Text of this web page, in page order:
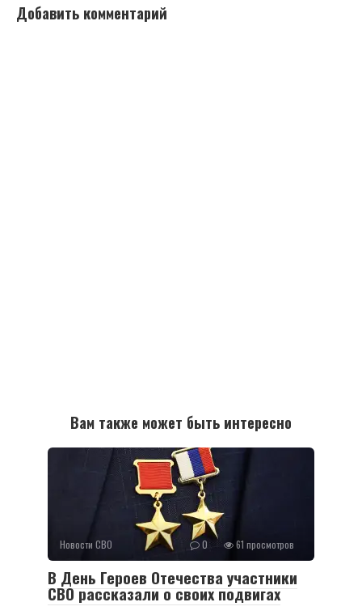
Добавить комментарий
Вам также может быть интересно
Новости СВО 0 61 просмотров
В День Героев Отечества участники
СВО рассказали о своих подвигах